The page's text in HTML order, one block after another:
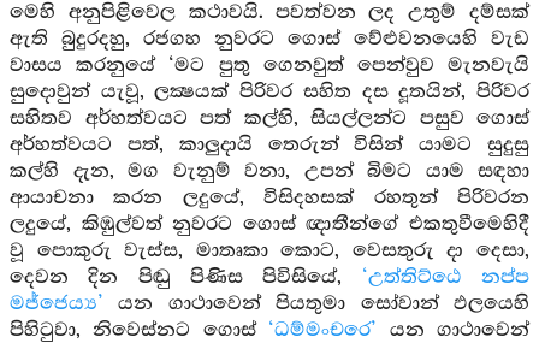
මෙහි අනුපිළිවෙල කථාවයි. පවත්වන ලද උතුම් දම්සක්
ඇති බුදුරදහු, රජගහ නුවරට ගොස් වේළුවනයෙහි වැඩ
වාසය කරනුයේ ‘මට පුතු ගෙනවුත් පෙන්වුව මැනවැයි
සුදොවුන් යැවූ, ලක්‍ෂයක් පිරිවර සහිත දස දූතයින්, පිරිවර
සහිතව අර්හත්වයට පත් කල්හි, සියල්ලන්ට පසුව ගොස්
අර්හත්වයට පත්, කාලුදායි තෙරුන් විසින් යාමට සුදුසු
කල්හි දැන, මග වැනුම් වනා, උපන් බිමට යාම සඳහා
ආයාචනා කරන ලදුයේ, විසිදහසක් රහතුන් පිරිවරන
ලදුයේ, කිඹුල්වත් නුවරට ගොස් ඥාතීන්ගේ එකතුවීමෙහිදී
වූ පොකුරු වැස්ස, මාතෘකා කොට, වෙසතුරු දා දෙසා,
දෙවන දින පිඬු පිණිස පිවිසියේ, ‘උත්තිට්ඨෙ නප්ප
මජ්ජෙය්‍ය’ යන ගාථාවෙන් පියතුමා සෝවාන් ඵලයෙහි
පිහිටුවා, නිවෙස්නට ගොස් ‘ධම්මංචරෙ’ යන ගාථාවෙන්